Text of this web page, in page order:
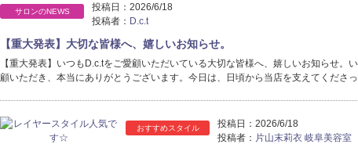
サロンのNEWS 投稿日： 2026/6/18
投稿者： D.c.t
【重大発表】大切な皆様へ、嬉しいお知らせ。
【重大発表】いつもD.c.tをご愛顧いただいている大切な皆様へ、嬉しいお知らせ。
顧いただき、本当にありがとうございます。今日は、日頃から当店を支えてくださ
おすすめスタイル 投稿日： 2026/6/18
投稿者： 片山末莉衣 岐阜美容室